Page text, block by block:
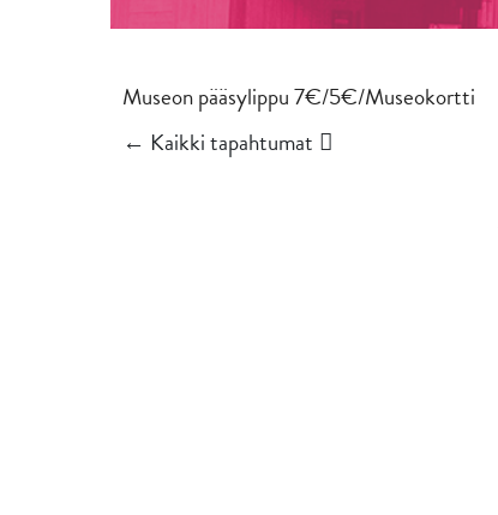
Museon pääsylippu 7€/5€/Museokortti
← Kaikki tapahtumat